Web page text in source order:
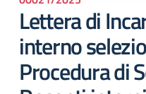
Lettera di
interno
Procedura di